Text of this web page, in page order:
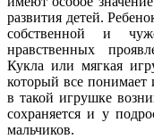
развития детей.
собственной и
нравственных
Кукла или мягкая
который все понимает
в такой игрушке
сохраняется и у
мальчиков.